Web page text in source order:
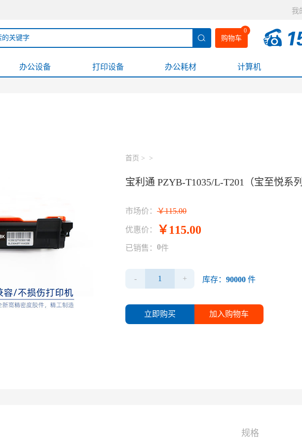
我
购物车
0
办公设备 打印设备 办公耗材 计算机
首页 > >
宝利通 PZYB-T1035/L-T201（宝至悦系列
市场价： 115.00
优惠价： 115.00
已销售： 0件
- + 库存： 90000 件
立即购买 加入购物车
规格